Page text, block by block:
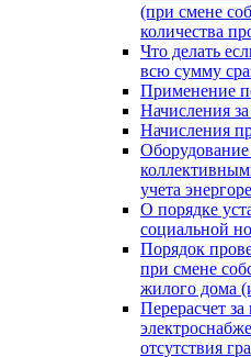
(при смене
количества
Что делать
всю сумму
Применение
Начисления
Начисления
учета
О порядке
социальной
Порядок
при смене
жилого дома
Перерасчет
отсутствия